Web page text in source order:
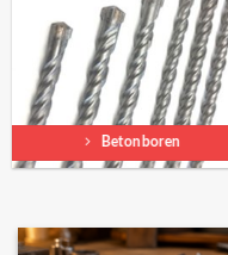
Betonboren